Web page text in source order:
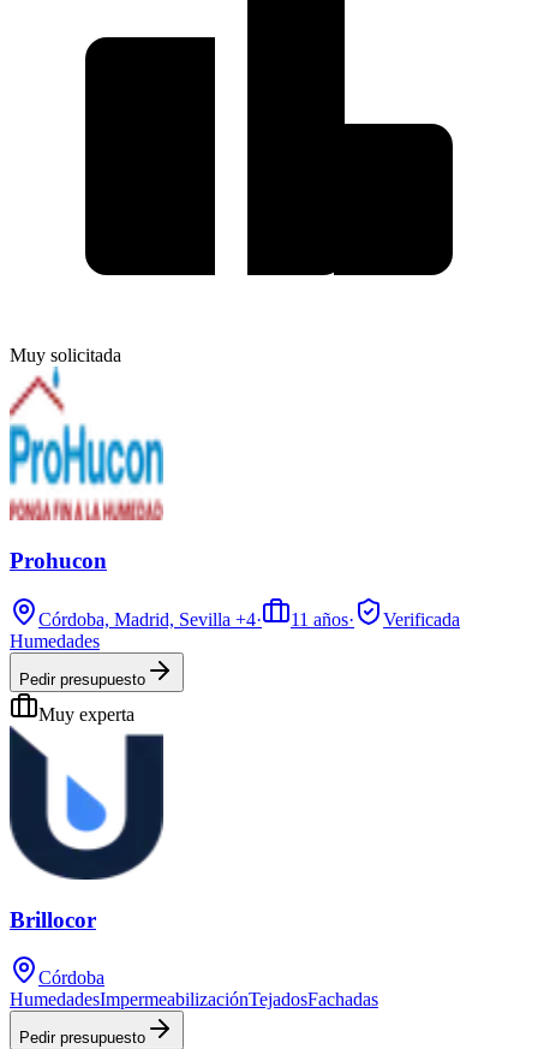
Muy solicitada
Prohucon
Córdoba, Madrid, Sevilla +4· 11 años·
Verificada
Humedades
Pedir presupuesto
Muy experta
Brillocor
Córdoba
HumedadesImpermeabilizaciónTejadosFachadas
Pedir presupuesto